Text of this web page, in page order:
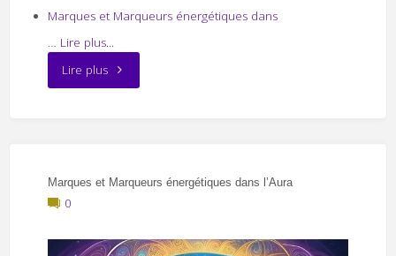
Marques et Marqueurs énergétiques dans
… Lire plus...
Lire plus"Marques
Marques et Marqueurs énergétiques dans l’Aura
0